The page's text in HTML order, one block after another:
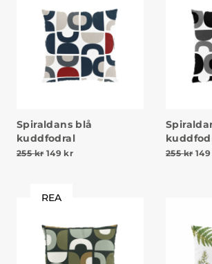
Spiraldans blå
kuddfodral
255kr Det ursprungliga priset var: 255 kr.
149 krDet nuvarande priset är: 149
255kr 149
REA